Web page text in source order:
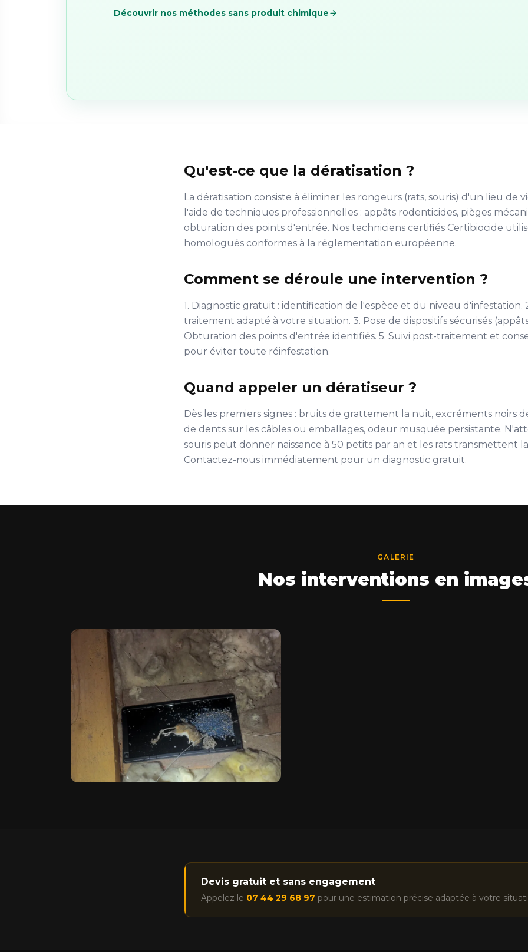
Découvrir nos méthodes sans produit chimique
Qu'est-ce que la dératisation ?
La dératisation consiste à éliminer les rongeurs (rats, souris) d'un lieu de
l'aide de techniques professionnelles : appâts rodenticides, pièges
obturation des points d'entrée. Nos techniciens certifiés Certibiocide
homologués conformes à la réglementation européenne.
Comment se déroule une intervention ?
1. Diagnostic gratuit : identification de l'espèce et du niveau d'infestation.
traitement adapté à votre situation. 3. Pose de dispositifs sécurisés
Obturation des points d'entrée identifiés. 5. Suivi post-traitement et
pour éviter toute réinfestation.
Quand appeler un dératiseur ?
Dès les premiers signes : bruits de grattement la nuit, excréments noirs
de dents sur les câbles ou emballages, odeur musquée persistante.
souris peut donner naissance à 50 petits par an et les rats transmettent
Contactez-nous immédiatement pour un diagnostic gratuit.
GALERIE
Nos interventions en
Devis gratuit et sans engagement
Appelez le 07 44 29 68 97 pour une estimation précise adaptée à votre